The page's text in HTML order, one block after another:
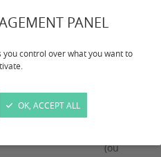
PANEL
you control over what you want to
OK, ACCEPT ALL
(ou